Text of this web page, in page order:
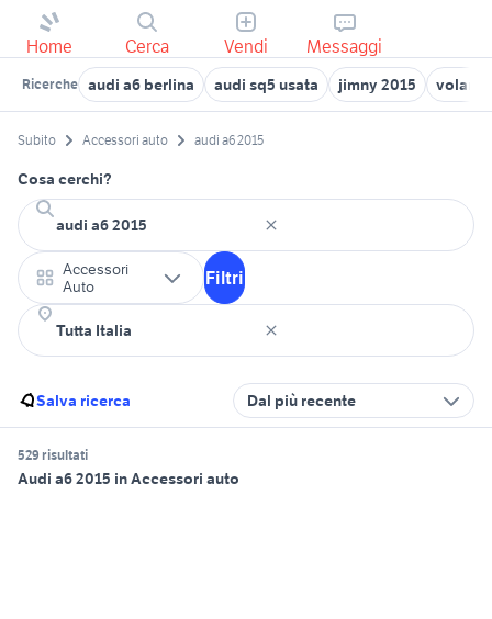
Home Cerca Vendi Messaggi
Ricerche audi a6 berlina audi sq5 usata jimny 2015
Subito Accessori auto audi a6 2015
Cosa cerchi?
Accessori
Auto
Filtri
Salva ricerca Dal più recente
529 risultati
Audi a6 2015 in Accessori auto